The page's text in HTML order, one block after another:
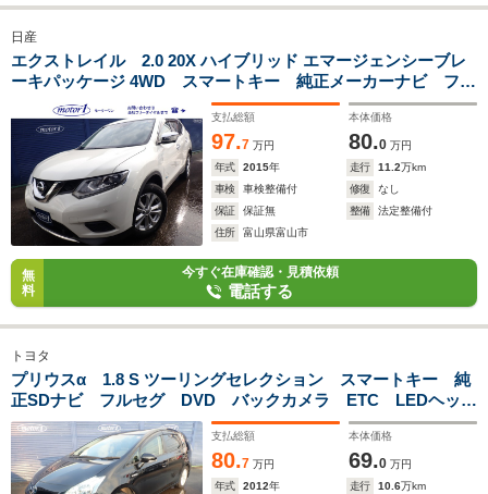
日産
エクストレイル 2.0 20X ハイブリッド エマージェンシーブレ
ーキパッケージ 4WD スマートキー 純正メーカーナビ フル
セグ Bカメラ アラウンドビューモニター Bluetooth
ETC 撥水カプロンシート シートヒーター 障害物センサ
ー 純正17AW LED 衝突被害軽減ブレーキ
支払総額
97.7 万円
本体価格
80.0 万円
年式
2015年 走行 11.2万km
車検
車検整備付 修復
なし
保証
保証無 整備
法定整備付
住所
富山県富山市
無
料
今すぐ在庫確認・見積依頼
電話する
トヨタ
プリウスα 1.8 S ツーリングセレクション スマートキー 純
正SDナビ フルセグ DVD バックカメラ ETC LEDヘッド
ライト フロントフォグライト ヘッドライトウォッシャー
17インチ純正アルミ オートエアコン 横滑り防止装置
Bluetooth
支払総額
80.7 万円
本体価格
69.0 万円
年式
2012年 走行 10.6万km